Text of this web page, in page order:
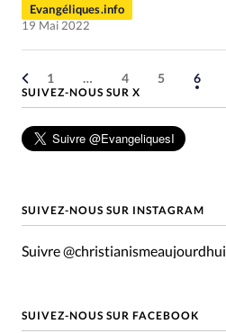
Evangéliques.info
19 Mai 2022
1 … 4 5 6
SUIVEZ-NOUS SUR X
SUIVEZ-NOUS SUR INSTAGRAM
Suivre @christianismeaujourdhui
SUIVEZ-NOUS SUR FACEBOOK